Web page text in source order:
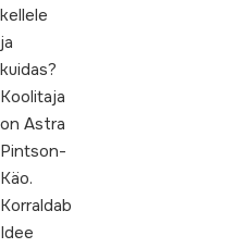
kellele
ja
kuidas?
Koolitaja
on Astra
Pintson-
Käo.
Korraldab
Idee